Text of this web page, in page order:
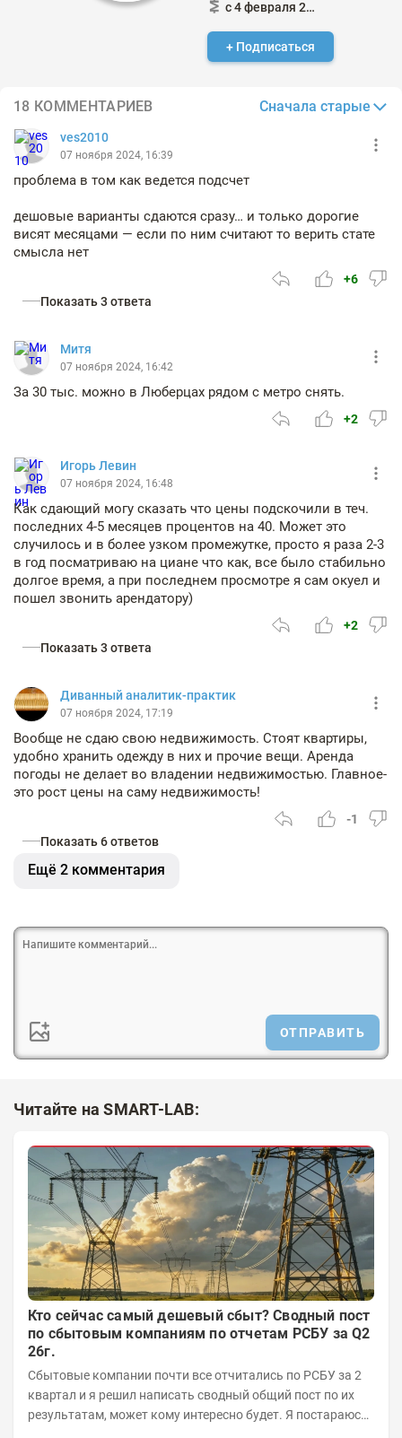
с 4 февраля 2021
+ Подписаться
18 КОММЕНТАРИЕВ Сначала старые
ves2010
07 ноября 2024, 16:39
проблема в том как ведется подсчет
дешовые варианты сдаются сразу… и только дорогие
висят месяцами — если по ним считают то верить стате
смысла нет
+6
Показать 3 ответа
Митя
07 ноября 2024, 16:42
За 30 тыс. можно в Люберцах рядом с метро снять.
+2
Игорь Левин
07 ноября 2024, 16:48
Как сдающий могу сказать что цены подскочили в теч.
последних 4-5 месяцев процентов на 40. Может это
случилось и в более узком промежутке, просто я раза 2-3
в год посматриваю на циане что как, все было стабильно
долгое время, а при последнем просмотре я сам окуел и
пошел звонить арендатору)
+2
Показать 3 ответа
Диванный аналитик-практик
07 ноября 2024, 17:19
Вообще не сдаю свою недвижимость. Стоят квартиры,
удобно хранить одежду в них и прочие вещи. Аренда
погоды не делает во владении недвижимостью. Главное-
это рост цены на саму недвижимость!
-1
Показать 6 ответов
Ещё 2 комментария
ОТПРАВИТЬ
Читайте на SMART-LAB:
Кто сейчас самый дешевый сбыт? Сводный пост
по сбытовым компаниям по отчетам РСБУ за Q2
26г.
Сбытовые компании почти все отчитались по РСБУ за 2
квартал и я решил написать сводный общий пост по их
результатам, может кому интересно будет. Я постараюсь